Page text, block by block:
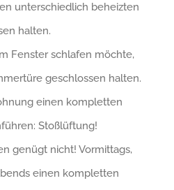
unterschiedlich beheizten
halten.
Fenster schlafen möchte,
geschlossen halten.
einen kompletten
Stoßlüftung!
genügt nicht! Vormittags,
einen kompletten